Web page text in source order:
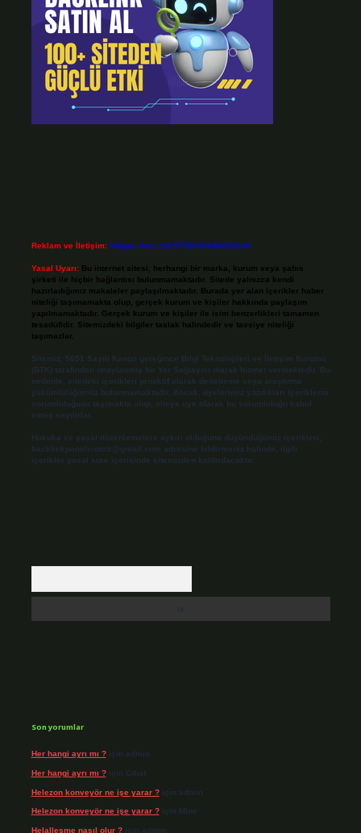
Reklam ve İletişim: Skype: live:.cid.575569c608265c69
Yasal Uyarı: Bu internet sitesi, herhangi bir marka, kurum veya şahıs
şirketi ile hiçbir bağlantısı bulunmamaktadır. Sitede yalnızca kendi
hazırladığımız makaleler paylaşılmaktadır. Burada yer alan içerikler haber
niteliği taşımamakta olup, gerçek kurum ve kişiler hakkında paylaşım
yapılmamaktadır. Gerçek kurum ve kişiler ile isim benzerlikleri tamamen
tesadüfidir. Sitemizdeki bilgiler taslak halindedir ve tavsiye niteliği
taşımazlar.
Sitemiz, 5651 Sayılı Kanun gereğince Bilgi Teknolojileri ve İletişim Kurumu
(BTK) tarafından onaylanmış bir Yer Sağlayıcı olarak hizmet vermektedir. Bu
nedenle, sitedeki içerikleri proaktif olarak denetleme veya araştırma
yükümlülüğümüz bulunmamaktadır. Ancak, üyelerimiz yazdıkları içeriklerin
sorumluluğunu taşımakta olup, siteye üye olarak bu sorumluluğu kabul
etmiş sayılırlar.
Hukuka ve yasal düzenlemelere aykırı olduğunu düşündüğünüz içerikleri,
backlinkpanelicomtr@gmail.com adresine bildirmeniz halinde, ilgili
içerikler yasal süre içerisinde sitemizden kaldırılacaktır.
Son yorumlar
Her hangi ayrı mı ?için admin
Her hangi ayrı mı ?için Cihat
Helezon konveyör ne işe yarar ?için admin
Helezon konveyör ne işe yarar ?için Mine
Helalleşme nasıl olur ?için admin